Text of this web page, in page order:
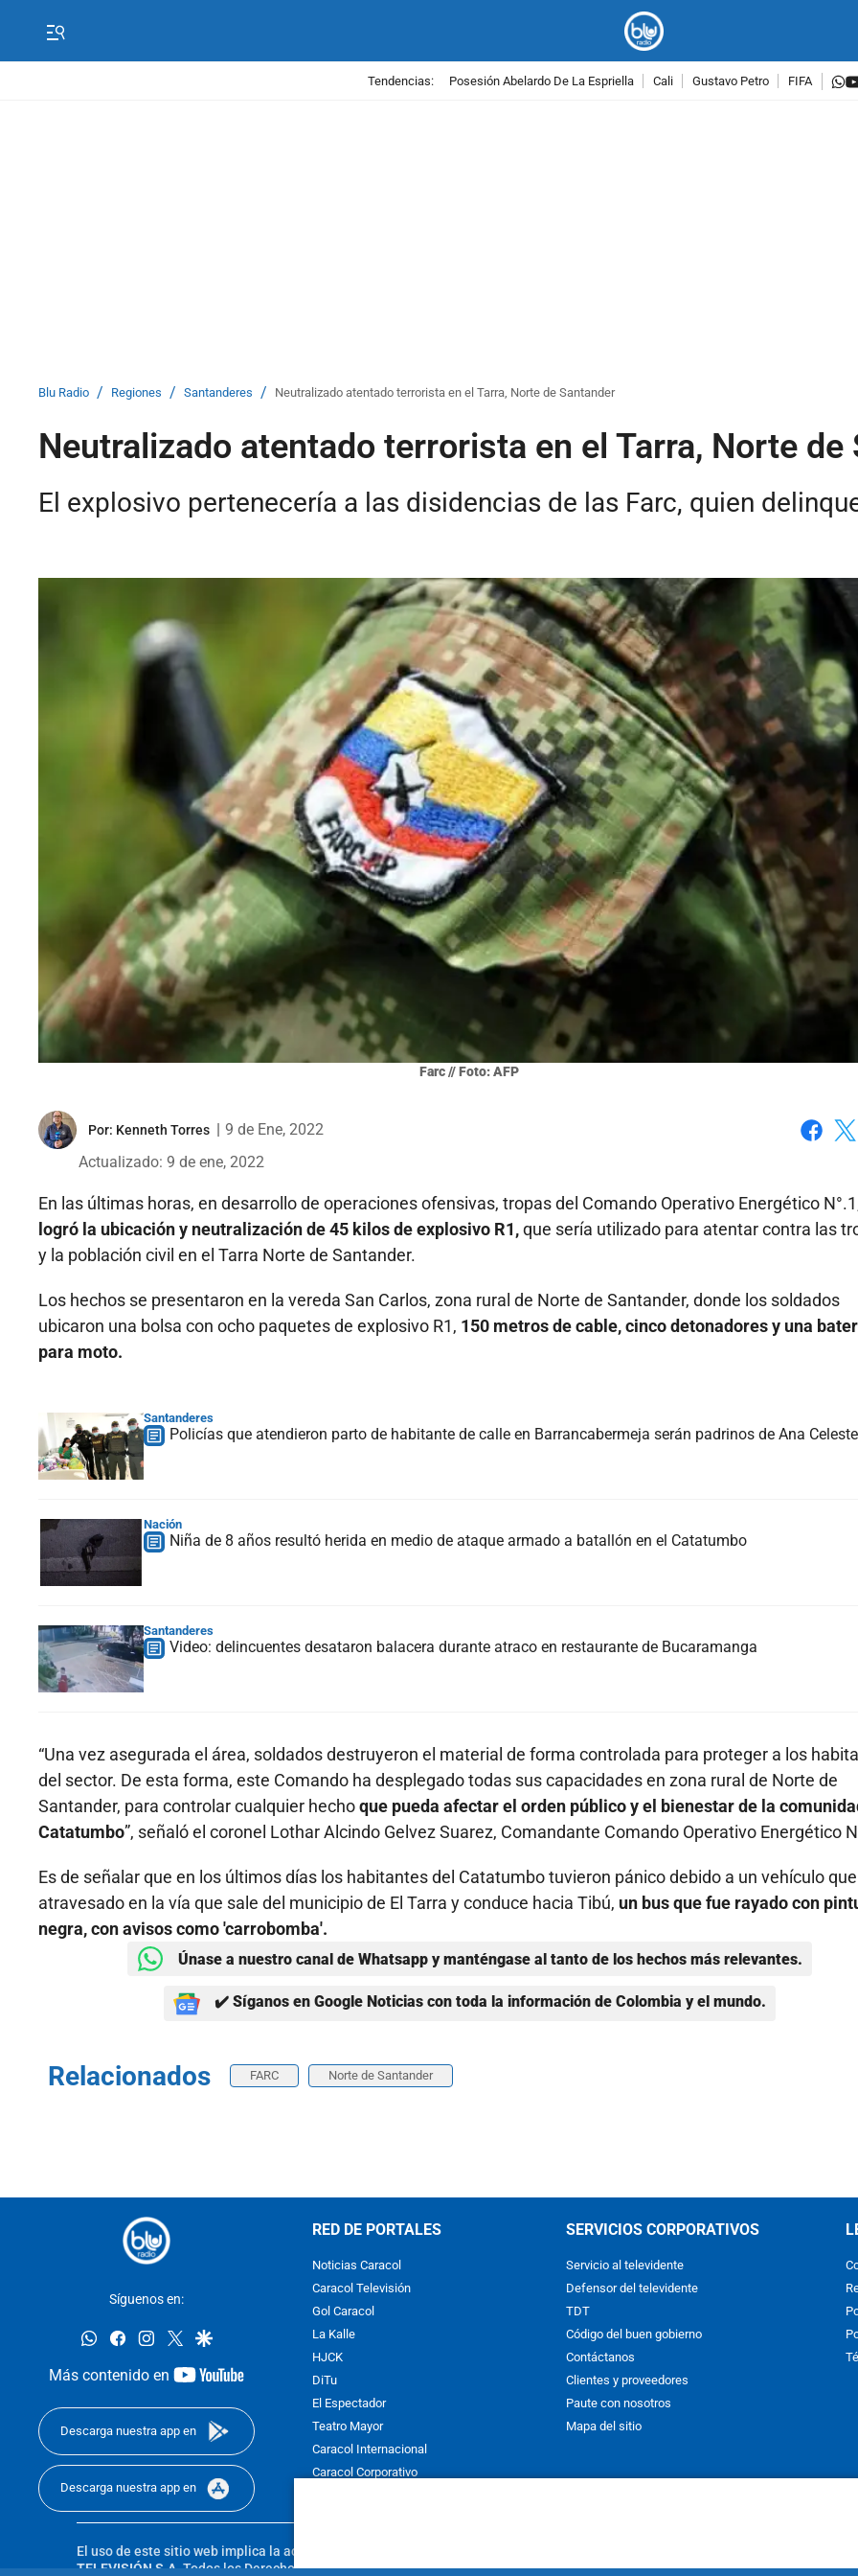
Tendencias: Posesión Abelardo De La Espriella Cali Gustavo Petro FIFA
Blu Radio / Regiones / Santanderes / Neutralizado atentado terrorista en el Tarra, Norte de Santander
Neutralizado atentado terrorista en el Tarra, Norte de
El explosivo pertenecería a las disidencias de las Farc, quien
Farc // Foto: AFP
Por: Kenneth Torres
9 de Ene, 2022
Actualizado: 9 de ene, 2022
En las últimas horas, en desarrollo de operaciones ofensivas, tropas del Comando Operativo Energético
logró la ubicación y neutralización de 45 kilos de explosivo R1,que sería utilizado para atentar contra las
y la población civil en el Tarra Norte de Santander.
Los hechos se presentaron en la vereda San Carlos, zona rural de Norte de Santander, donde los soldados
ubicaron una bolsa con ocho paquetes de explosivo R1, 150 metros de cable, cinco detonadores y una
para moto.
Santanderes
Policías que atendieron parto de habitante de calle en Barrancabermeja serán padrinos de Ana Celeste
Nación
Niña de 8 años resultó herida en medio de ataque armado a batallón en el Catatumbo
Santanderes
Video: delincuentes desataron balacera durante atraco en restaurante de Bucaramanga
“Una vez asegurada el área, soldados destruyeron el material de forma controlada para proteger a los
del sector. De esta forma, este Comando ha desplegado todas sus capacidades en zona rural de Norte de
Santander, para controlar cualquier hechoque pueda afectar el orden público y el bienestar de la
Catatumbo”, señaló el coronel Lothar Alcindo Gelvez Suarez, Comandante Comando Operativo Energético
Es de señalar que en los últimos días los habitantes del Catatumbo tuvieron pánico debido a un vehículo
atravesado en la vía que sale del municipio de El Tarra y conduce hacia Tibú, un bus que fue rayado con
negra, con avisos como 'carrobomba'.
Únase a nuestro canal de Whatsapp y manténgase al tanto de los hechos más relevantes.
✔️ Síganos en Google Noticias con toda la información de Colombia y el mundo.
Relacionados FARC Norte de Santander
Síguenos en:
whatsappfacebookinstagram
twittergoogle
Más contenido en
youtube-
Descarga nuestra app en
Descarga nuestra app en
RED DE PORTALES
Noticias Caracol
Caracol Televisión
Gol Caracol
La Kalle
HJCK
DiTu
El Espectador
Teatro Mayor
Caracol Internacional
Caracol Corporativo
SERVICIOS CORPORATIVOS
Servicio al televidente
Defensor del televidente
TDT
Código del buen gobierno
Contáctanos
Clientes y proveedores
Paute con nosotros
Mapa del sitio
El uso de este sitio web implica la aceptación de los
TELEVISIÓN S.A.Todos los Derechos Reservados D.R.A. Prohibida su reproducción total o parcial, así como su traducción a